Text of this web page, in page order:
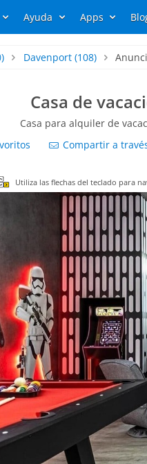
Ayuda Apps
Davenport(108)
Casa de
Casa para alquiler de
Compartir a
Utiliza las flechas del teclado para